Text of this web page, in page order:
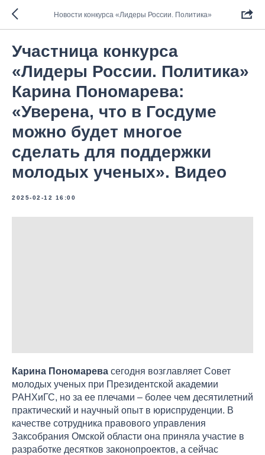
Новости конкурса «Лидеры России. Политика»
Участница конкурса
«Лидеры России. Политика»
Карина Пономарева:
«Уверена, что в Госдуме
можно будет многое
сделать для поддержки
молодых ученых». Видео
2025-02-12 16:00
Карина Пономарева сегодня возглавляет Совет
молодых ученых при Президентской академии
РАНХиГС, но за ее плечами – более чем десятилетний
практический и научный опыт в юриспруденции. В
качестве сотрудника правового управления
Заксобрания Омской области она приняла участие в
разработке десятков законопроектов, а сейчас